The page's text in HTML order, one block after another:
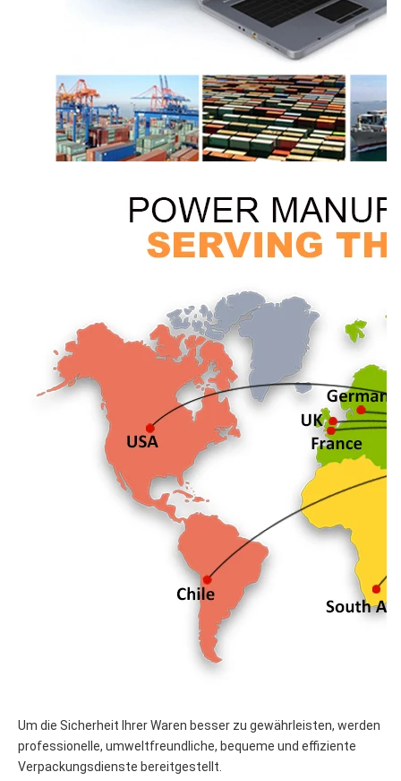
Um die Sicherheit Ihrer Waren besser zu gewährleisten, werden
professionelle, umweltfreundliche, bequeme und effiziente
Verpackungsdienste bereitgestellt.